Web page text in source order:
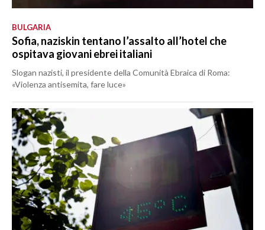
BULGARIA
Sofia, naziskin tentano l’assalto all’hotel che
ospitava giovani ebrei italiani
Slogan nazisti, il presidente della Comunità Ebraica di Roma:
«Violenza antisemita, fare luce»